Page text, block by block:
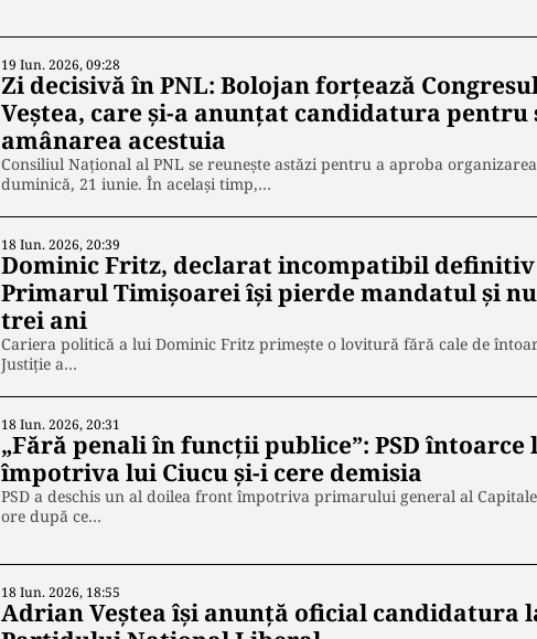
19 Iun. 2026, 09:28
Zi decisivă în PNL: Bolojan forțează
Veștea, care și-a anunțat candidatura
amânarea acestuia
Consiliul Național al PNL se reunește astăzi pentru a aproba
duminică, 21 iunie. În același timp,…
18 Iun. 2026, 20:39
Dominic Fritz, declarat incompatibil
Primarul Timișoarei își pierde mandatul și
trei ani
Cariera politică a lui Dominic Fritz primește o lovitură fără cale de
Justiție a…
18 Iun. 2026, 20:31
„Fără penali în funcții publice”: PSD
împotriva lui Ciucu și-i cere demisia
PSD a deschis un al doilea front împotriva primarului general al
ore după ce…
18 Iun. 2026, 18:55
Adrian Veștea își anunță oficial candidatura